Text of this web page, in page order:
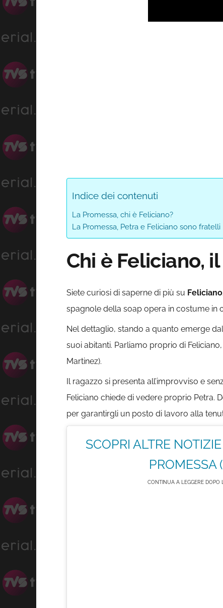
Indice dei contenuti
La Promessa, chi è Feliciano?
La Promessa, Petra e Feliciano sono fratelli
Chi è Feliciano,
Siete curiosi di saperne di più su Feliciano
spagnole della soap opera in costume in
Nel dettaglio, stando a quanto emerge
suoi abitanti. Parliamo proprio di
Martinez).
Il ragazzo si presenta all’improvviso e
Feliciano chiede di vedere proprio Petra.
per garantirgli un posto di lavoro alla
SCOPRI ALTRE
PROMESSA
CONTINUA A LEGGERE DOPO